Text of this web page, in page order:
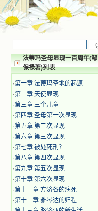
法蒂玛圣母显现一百周年(邹
保禄著)列表
·第一章 法蒂玛圣地的起源
·第二章 天使显现
·第三章 三个儿童
·第四章 圣母第一次显现
·第五章 第二次显现
·第六章 第三次显现
·第七章 被处死刑？
·第八章 第四次显现
·第九章 第五次显现
·第十章 第六次显现
·第十一章 方济各的病死
·第十二章 雅琴达的归程